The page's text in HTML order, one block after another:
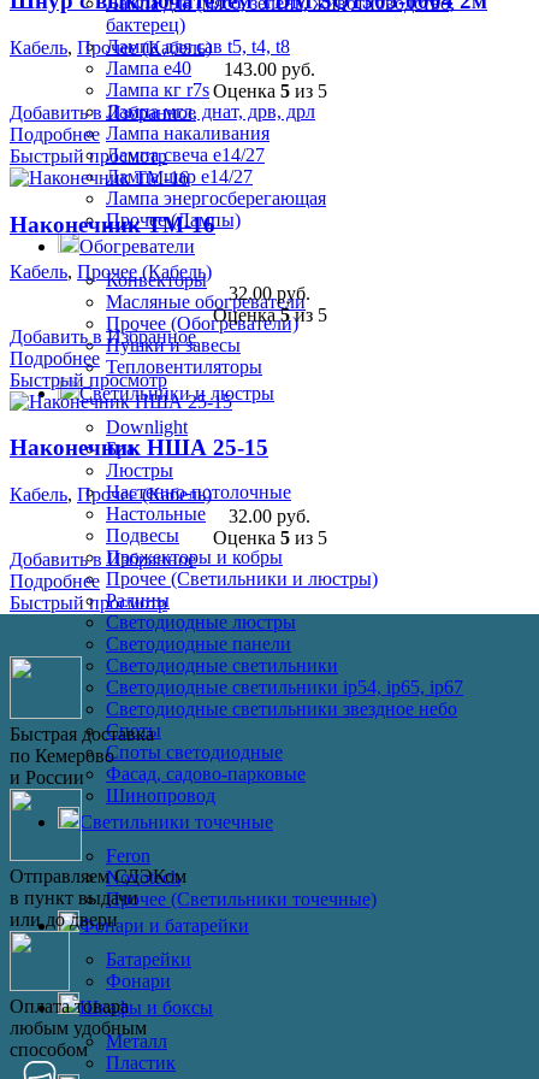
бактерец)
Лампа для сав t5, t4, t8
Лампа е40
Лампа кг r7s
Лампа мгл, днат, дрв, дрл
Лампа накаливания
Лампа свеча е14/27
Лампа шар е14/27
Лампа энергосберегающая
Прочее (Лампы)
Обогреватели
Конвекторы
Масляные обогреватели
Прочее (Обогреватели)
Пушки и завесы
Тепловентиляторы
Светильники и люстры
Downlight
Бра
Люстры
Настенно-потолочные
Настольные
Подвесы
Прожекторы и кобры
Прочее (Светильники и люстры)
Ралины
Светодиодные люстры
Светодиодные панели
Светодиодные светильники
Светодиодные светильники ip54, ip65, ip67
Светодиодные светильники звездное небо
Споты
Споты светодиодные
Фасад, садово-парковые
Шинопровод
Светильники точечные
Feron
Novotech
Прочее (Светильники точечные)
Фонари и батарейки
Батарейки
Фонари
Шкафы и боксы
Металл
Пластик
Кабель, Прочее (Кабель)
143.00 руб.
Оценка 5из 5
Добавить в Избранное
Подробнее
Быстрый просмотр
Наконечник ТМ-16
Кабель, Прочее (Кабель)
32.00 руб.
Оценка5из 5
Добавить в Избранное
Подробнее
Быстрый просмотр
Наконечник НША 25-15
Кабель, Прочее (Кабель)
32.00 руб.
Оценка 5из 5
Добавить в Избранное
Подробнее
Быстрый просмотр
Быстрая доставка
по Кемерово
и России
Отправляем СДЭКом
в пункт выдачи
или до двери
Оплата товара
любым удобным
способом